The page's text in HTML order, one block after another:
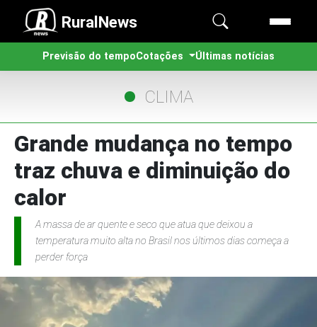
RuralNews
Previsão do tempoCotações Últimas notícias
CLIMA
Grande mudança no tempo
traz chuva e diminuição do
calor
A massa de ar quente e seco que atua que deixou a
temperatura muito alta no Brasil nos últimos dias começa a
perder força